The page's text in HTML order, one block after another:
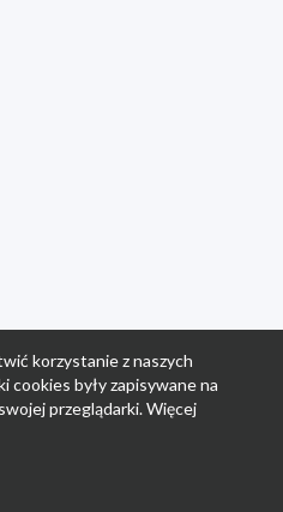
korzystanie z naszych
cookies były zapisywane na
przeglądarki. Więcej